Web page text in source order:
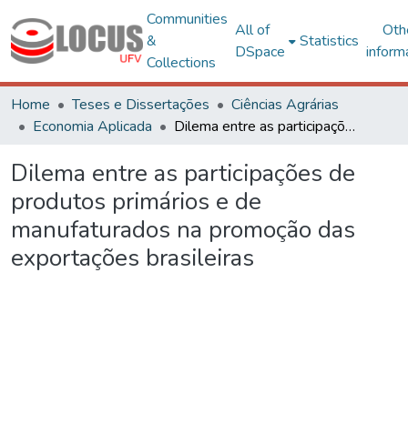
Communities
&
Collections
All of
DSpace
Statistics
Home Teses e Dissertações
Ciências Agrárias
Economia Aplicada
Dilema entre as participações de produtos primários e de manufaturados na promoção das exportações brasileiras
Dilema entre as participações de
produtos primários e de
manufaturados na promoção das
exportações brasileiras